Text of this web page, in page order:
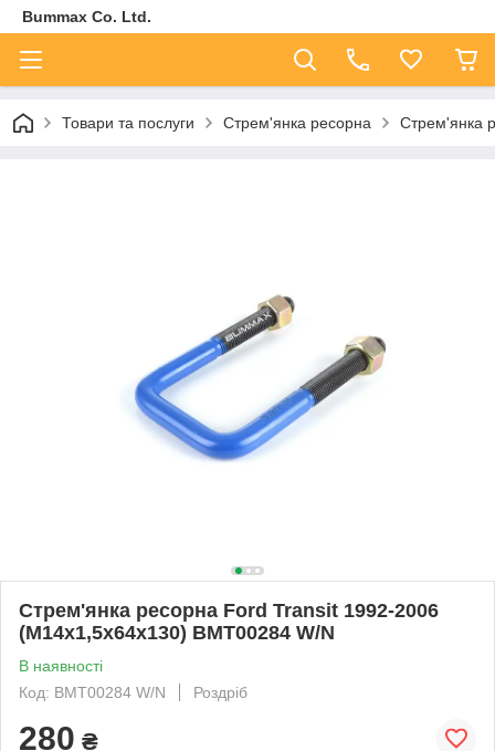
Bummax Co. Ltd.
Товари та послуги Стрем'янка ресорна Стрем'янка
Стрем'янка ресорна Ford Transit 1992-2006
(M14x1,5x64x130) BMT00284 W/N
В наявності
Код: BMT00284 W/N
Роздріб
280 ₴